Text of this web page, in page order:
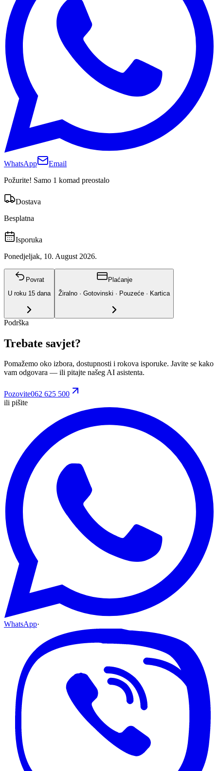
WhatsApp
Email
Požurite! Samo 1 komad preostalo
Dostava
Besplatna
Isporuka
Ponedjeljak, 10. August 2026.
Povrat
U roku 15 dana
Plaćanje
Žiralno · Gotovinski · Pouzeće · Kartica
Podrška
Trebate savjet?
Pomažemo oko izbora, dostupnosti i rokova isporuke. Javite se kako
vam odgovara — ili pitajte našeg AI asistenta.
Pozovite062 625 500
ili pišite
WhatsApp·